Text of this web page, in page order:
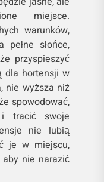
miejsce.
warunków,
słońce,
przyspieszyć
dla hortensji w
nie wyższa niż
spowodować,
tracić swoje
nie lubią
je w miejscu,
nie narazić